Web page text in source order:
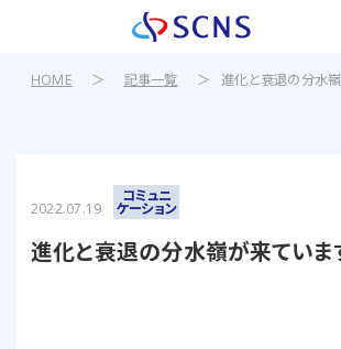
HOME ＞ 記事一覧 ＞ 進化と衰退の分水
2022.07.19
コミュニ
ケーション
進化と衰退の分水嶺が来ていま